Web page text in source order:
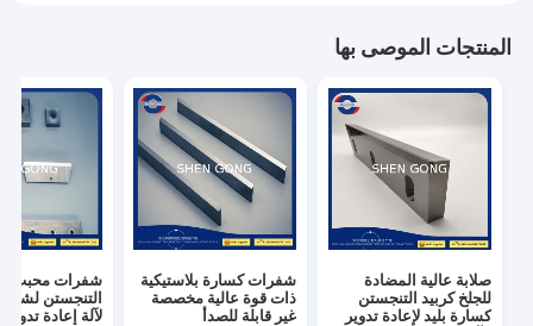
المنتجات الموصى بها
صلابة عالية المضادة
للجلخ كربيد التنجستن
كسارة بليد لإعادة تدوير
شفرات كسارة بلاستيكية
ذات قوة عالية مخصصة
غير قابلة للصدأ
شفرات محبب
لآلة إعادة تدوير